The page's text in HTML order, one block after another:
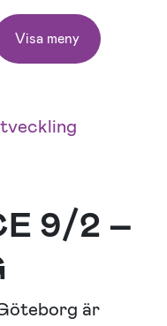
Visa meny
9/2 –
är